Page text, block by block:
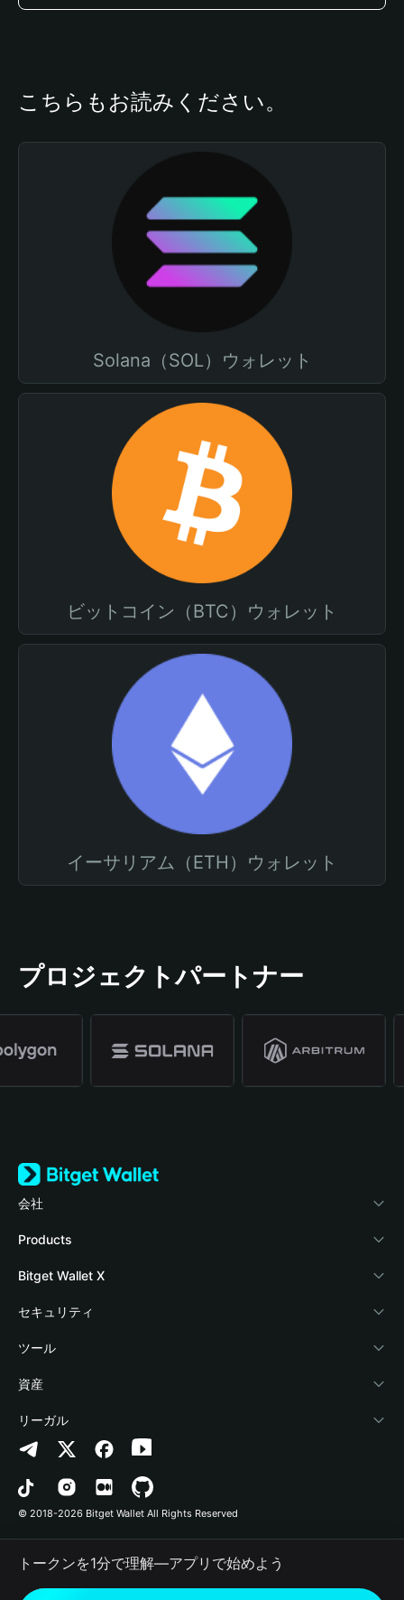
こちらもお読みください。
Solana（SOL）ウォレット
ビットコイン（BTC）ウォレット
イーサリアム（ETH）ウォレット
プロジェクトパートナー
会社
Bitget Walletについて
ブログ
アカデミー
暗号資産ニュース
Help Center
お問い合わせ
ブランドリソース
キャリア
Products
Crypto Card
Stablecoin Earn
Payfi Crypto
Crypto Swap API
Altcoin Season Index
Prediction Markets
DApp
RWA
Bitget Wallet X
デベロッパー
ウォレットを接続
Bitget Wallet Pay
プロジェクトを掲載
セキュリティ
保護基金
セキュリティ技術
ツール
暗号資産を購入
認証検出
コントラクト検出
一括送金
資産
Arbitrum
Avalanche
Bitcoin
Polygon
リーガル
プライバシーポリシー
利用規約
© 2018-2026 Bitget Wallet All Rights Reserved
トークンを1分で理解―アプリで始めよう